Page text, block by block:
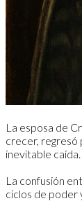
La esposa de
crecer, regresó
inevitable caída.
La confusión
ciclos de poder